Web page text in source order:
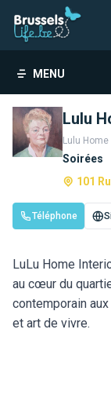
MENU
Lulu
Lulu
Soirées
101
Téléphone
LuLu Home
au cœur du
contemporain
et art de vivre.